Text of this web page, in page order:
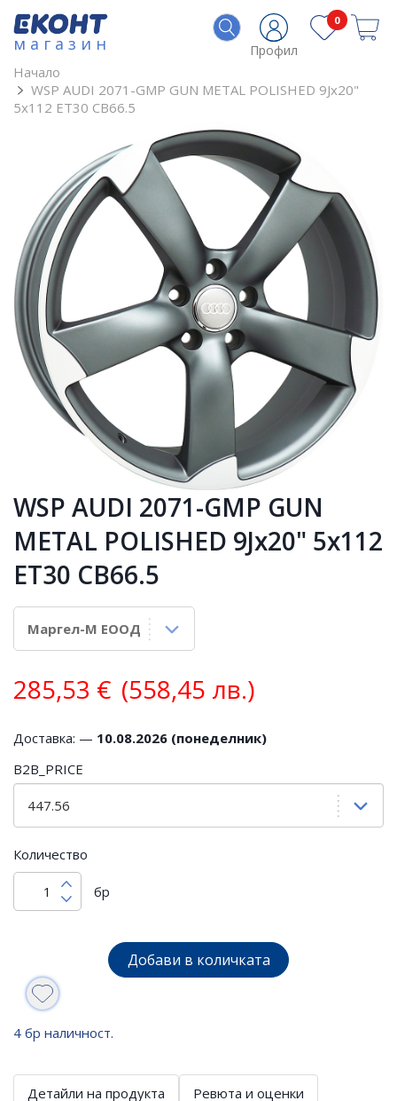
магазин Профил
0
Начало
WSP AUDI 2071-GMP GUN METAL POLISHED 9Jx20"
5x112 ET30 CB66.5
WSP AUDI 2071-GMP GUN
METAL POLISHED 9Jx20" 5x112
ET30 CB66.5
285,53 € (558,45 лв.)
Доставка: — 10.08.2026 (понеделник)
B2B_PRICE
Количество
бр
Добави в количката
4 бр наличност.
Детайли на продукта Ревюта и оценки